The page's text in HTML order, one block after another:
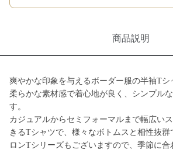
商品説明
爽やかな印象を与えるボーダー服の半袖Tシ
柔らかな素材感で着心地が良く、シンプル
す。
カジュアルからセミフォーマルまで幅広い
きるTシャツで、様々なボトムスと相性抜群
ロンTシリーズもございますので、季節に